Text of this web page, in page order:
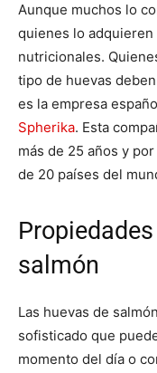
Aunque muchos lo
quienes lo
nutricionales.
tipo de huevas
es la empresa
Spherika. Esta
más de 25 años y
de 20 países del
salmón
Las huevas de
sofisticado que
momento del día o